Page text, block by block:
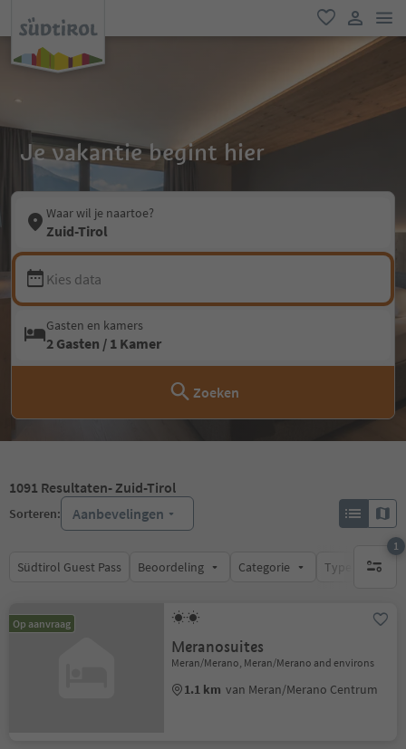
favoriet
Je vakantie begint hier
Waar wil je naartoe?
Zuid-Tirol
Kies data
Gasten en kamers
2 Gasten / 1 Kamer
Zoeken
1091 Resultaten- Zuid-Tirol
Sorteren: Aanbevelingen
Südtirol Guest Pass Beoordeling Categorie Type catering
1
1
Op aanvraag
Meranosuites
Meran/Merano, Meran/Merano and environs
1.1 km van Meran/Merano Centrum